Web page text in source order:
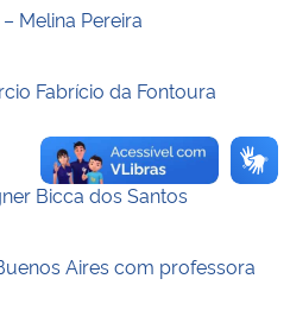
Melina Pereira
Fabrício da Fontoura
Bicca dos Santos
Aires com professora